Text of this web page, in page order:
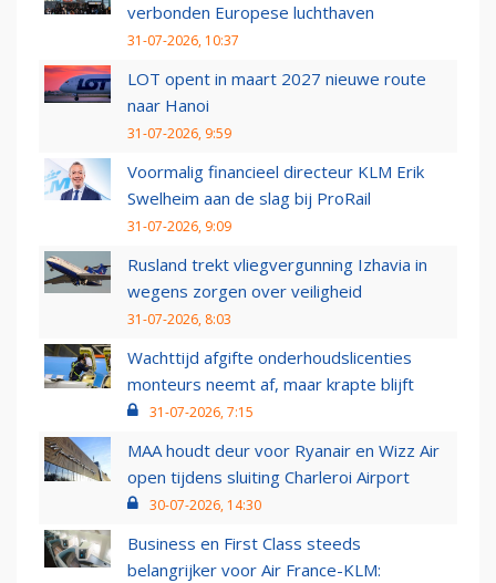
verbonden Europese luchthaven
31-07-2026, 10:37
LOT opent in maart 2027 nieuwe route
naar Hanoi
31-07-2026, 9:59
Voormalig financieel directeur KLM Erik
Swelheim aan de slag bij ProRail
31-07-2026, 9:09
Rusland trekt vliegvergunning Izhavia in
wegens zorgen over veiligheid
31-07-2026, 8:03
Wachttijd afgifte onderhoudslicenties
monteurs neemt af, maar krapte blijft
31-07-2026, 7:15
MAA houdt deur voor Ryanair en Wizz Air
open tijdens sluiting Charleroi Airport
30-07-2026, 14:30
Business en First Class steeds
belangrijker voor Air France-KLM: